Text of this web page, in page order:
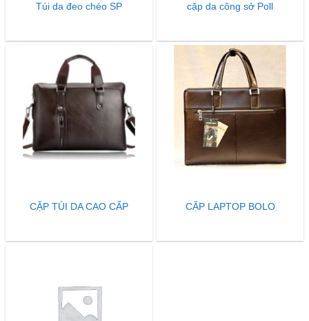
Túi da đeo chéo SP cặp da công sở Poll
CẶP TÚI DA CAO CẤP CẶP LAPTOP BOLO